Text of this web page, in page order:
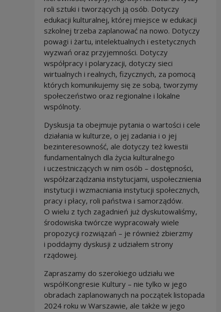
roli sztuki i tworzących ją osób. Dotyczy
edukacji kulturalnej, której miejsce w edukacji
szkolnej trzeba zaplanować na nowo. Dotyczy
powagi i żartu, intelektualnych i estetycznych
wyzwań oraz przyjemności. Dotyczy
współpracy i polaryzacji, dotyczy sieci
wirtualnych i realnych, fizycznych, za pomocą
których komunikujemy się ze sobą, tworzymy
społeczeństwo oraz regionalne i lokalne
wspólnoty.
Dyskusja ta obejmuje pytania o wartości i cele
działania w kulturze, o jej zadania i o jej
bezinteresowność, ale dotyczy też kwestii
fundamentalnych dla życia kulturalnego
i uczestniczących w nim osób – dostępności,
współzarządzania instytucjami, uspołecznienia
instytucji i wzmacniania instytucji społecznych,
pracy i płacy, roli państwa i samorządów.
O wielu z tych zagadnień już dyskutowaliśmy,
środowiska twórcze wypracowały wiele
propozycji rozwiązań – je również zbierzmy
i poddajmy dyskusji z udziałem strony
rządowej.
Zapraszamy do szerokiego udziału we
współKongresie Kultury – nie tylko w jego
obradach zaplanowanych na początek listopada
2024 roku w Warszawie, ale także w jego